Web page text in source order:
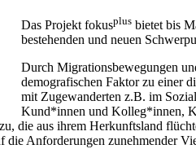
Das Projekt fokusplus bietet bis
bestehenden und neuen
Durch Migrationsbewegungen
demografischen Faktor zu einer
mit Zugewanderten z.B. im
Kund*innen und Kolleg*innen,
die aus ihrem Herkunftsland
Anforderungen zunehmender